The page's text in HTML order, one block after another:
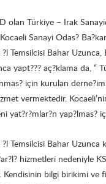
olan Türkiye – Irak
Sanayi Odas?
?l Temsilcisi Bahar
yapt??? aç?klama da, “
için kurulan
vermektedir.
yat?r?mlar?n yap?lmas?
Temsilcisi Bahar Uzunca
hizmetleri nedeniyle
Kendisinin bilgi birikimi ve